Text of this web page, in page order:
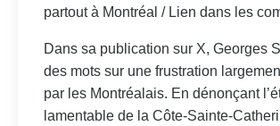
partout à Montréal / Lien dans les
Dans sa publication sur X, Georges
des mots sur une frustration
par les Montréalais. En dénonçant
lamentable de la Côte-Sainte-